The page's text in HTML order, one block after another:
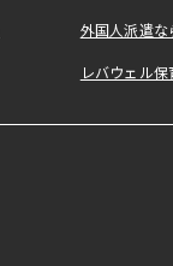
外国人派遣な
レバウェル